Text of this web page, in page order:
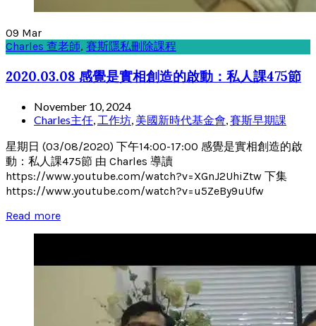
09 Mar
Charles 查老師, 賽斯隱私刪除課程
2020.03.08 感覺是實相創造的啟動：私人課475節
November 10, 2024
Charles主任 工作坊 美國新時代基金會 賽斯早期課
星期日 (03/08/2020) 下午14:00-17:00 感覺是實相創造的啟
動：私人課475節 由 Charles 導讀
https://www.youtube.com/watch?v=XGnJ2UhiZtw 下集
https://www.youtube.com/watch?v=u5ZeBy9uUfw
Read more